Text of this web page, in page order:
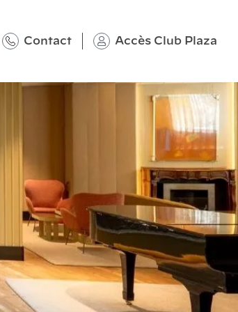
Contact Accès Club Plaza